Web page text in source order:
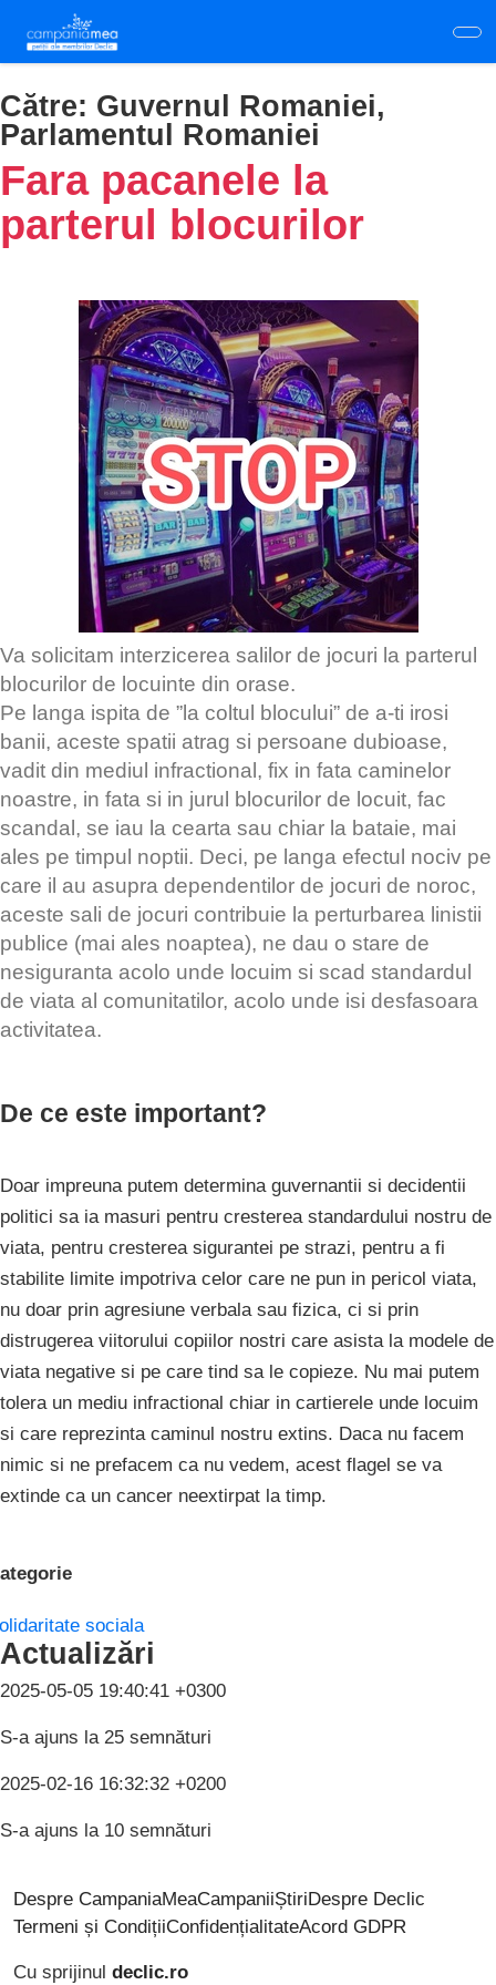
main
content
Către: Guvernul Romaniei,
Parlamentul Romaniei
Fara pacanele la
parterul blocurilor
Va solicitam interzicerea salilor de jocuri la parterul
blocurilor de locuinte din orase.
Pe langa ispita de ”la coltul blocului” de a-ti irosi
banii, aceste spatii atrag si persoane dubioase,
vadit din mediul infractional, fix in fata caminelor
noastre, in fata si in jurul blocurilor de locuit, fac
scandal, se iau la cearta sau chiar la bataie, mai
ales pe timpul noptii. Deci, pe langa efectul nociv pe
care il au asupra dependentilor de jocuri de noroc,
aceste sali de jocuri contribuie la perturbarea linistii
publice (mai ales noaptea), ne dau o stare de
nesiguranta acolo unde locuim si scad standardul
de viata al comunitatilor, acolo unde isi desfasoara
activitatea.
De ce este important?
Doar impreuna putem determina guvernantii si decidentii
politici sa ia masuri pentru cresterea standardului nostru de
viata, pentru cresterea sigurantei pe strazi, pentru a fi
stabilite limite impotriva celor care ne pun in pericol viata,
nu doar prin agresiune verbala sau fizica, ci si prin
distrugerea viitorului copiilor nostri care asista la modele de
viata negative si pe care tind sa le copieze. Nu mai putem
tolera un mediu infractional chiar in cartierele unde locuim
si care reprezinta caminul nostru extins. Daca nu facem
nimic si ne prefacem ca nu vedem, acest flagel se va
extinde ca un cancer neextirpat la timp.
sociala
Actualizări
2025-05-05 19:40:41 +0300
S-a ajuns la 25 semnături
2025-02-16 16:32:32 +0200
S-a ajuns la 10 semnături
Despre CampaniaMeaCampaniiȘtiriDespre Declic
Termeni și CondițiiConfidențialitateAcord GDPR
Cu sprijinul declic.ro